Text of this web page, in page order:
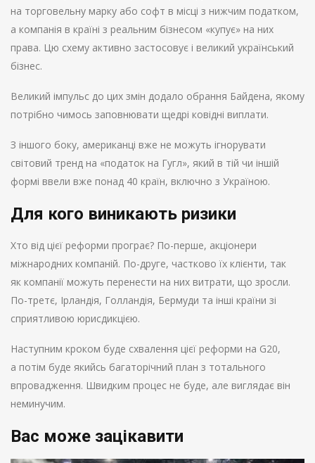
на торговельну марку або софт в місці з нижчим податком,
а компанія в країні з реальним бізнесом «купує» на них
права. Цю схему активно застосовує і великий український
бізнес.
Великий імпульс до цих змін додало обрання Байдена, якому
потрібно чимось заповнювати щедрі ковідні виплати.
З іншого боку, американці вже не можуть ігнорувати
світовий тренд на «податок на Гугл», який в тій чи іншій
формі ввели вже понад 40 країн, включно з Україною.
Для кого виникають ризики
Хто від цієї реформи програє? По-перше, акціонери
міжнародних компаній. По-друге, частково їх клієнти, так
як компанії можуть перенести на них витрати, що зросли.
По-третє, Ірландія, Голландія, Бермуди та інші країни зі
сприятливою юрисдикцією.
Наступним кроком буде схвалення цієї реформи на G20,
а потім буде якийсь багаторічний план з тотального
впровадження. Швидким процес не буде, але виглядає він
неминучим.
Вас може зацікавити